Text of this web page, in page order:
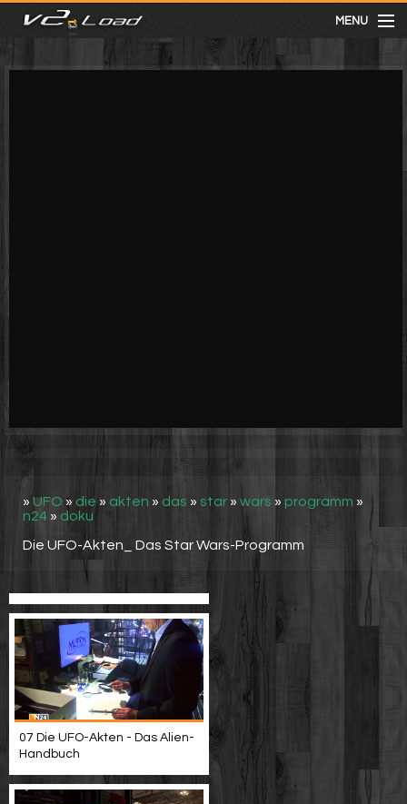
MENU
meist gesehen
» UFO » die » akten » das » star » wars » programm »
n24 » doku
Die UFO-Akten_ Das Star Wars-Programm
07 Die UFO-Akten - Das Alien-
Handbuch